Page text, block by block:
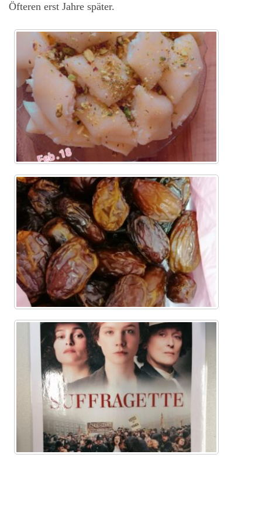
Öfteren erst Jahre später.